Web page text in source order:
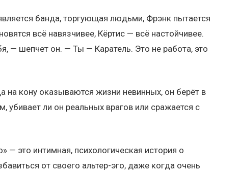
банда, торгующая людьми, Фрэнк пытается
всё навязчивее, Кёртис — всё настойчивее.
— шепчет он. — Ты — Каратель. Это не работа, это
на кону оказываются жизни невинных, он берёт в
убивает ли он реальных врагов или сражается с
— это интимная, психологическая история о
от своего альтер-эго, даже когда очень